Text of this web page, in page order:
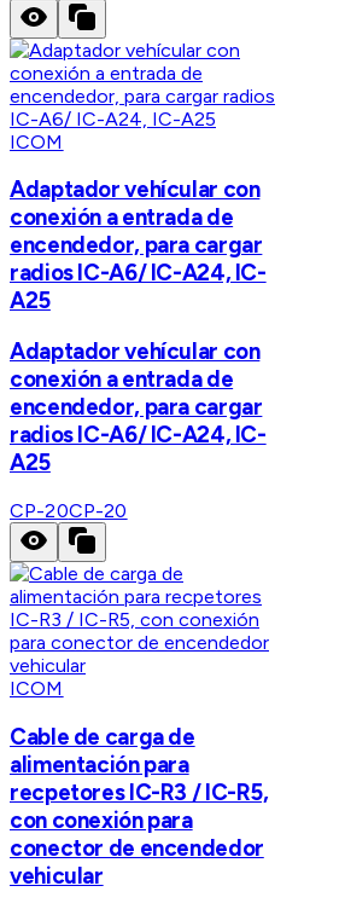
ICOM
Adaptador vehícular con
conexión a entrada de
encendedor, para cargar
radios IC-A6/ IC-A24, IC-
A25
Adaptador vehícular con
conexión a entrada de
encendedor, para cargar
radios IC-A6/ IC-A24, IC-
A25
CP-20CP-20
ICOM
Cable de carga de
alimentación para
recpetores IC-R3 / IC-R5,
con conexión para
conector de encendedor
vehicular